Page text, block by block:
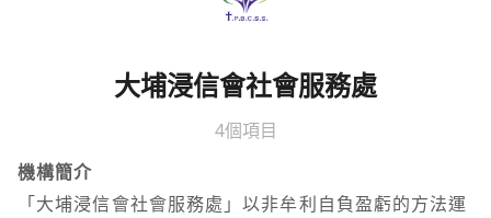
大埔浸信會社會服務處
4個項目
機構簡介
「大埔浸信會社會服務處」以非牟利自負盈虧的方法運